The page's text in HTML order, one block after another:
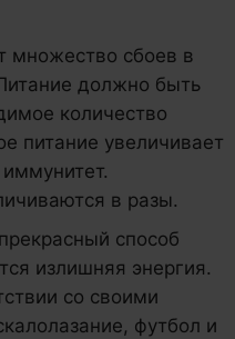
множество сбоев в
должно быть
количество
питание увеличивает
в разы.
способ
излишняя энергия.
со своими
футбол и